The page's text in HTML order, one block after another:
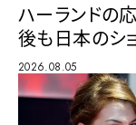
ハーランドの
後も日本のシ
2026.08.05